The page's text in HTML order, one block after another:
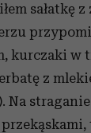
sałatkę
kurczaki w
z
Na